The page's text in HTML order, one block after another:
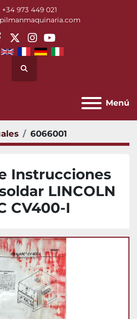
+34 973 449 021
twitterinstagram
youtube
Buscar
Menú
6066001
Instrucciones
LINCOLN
CV400-I